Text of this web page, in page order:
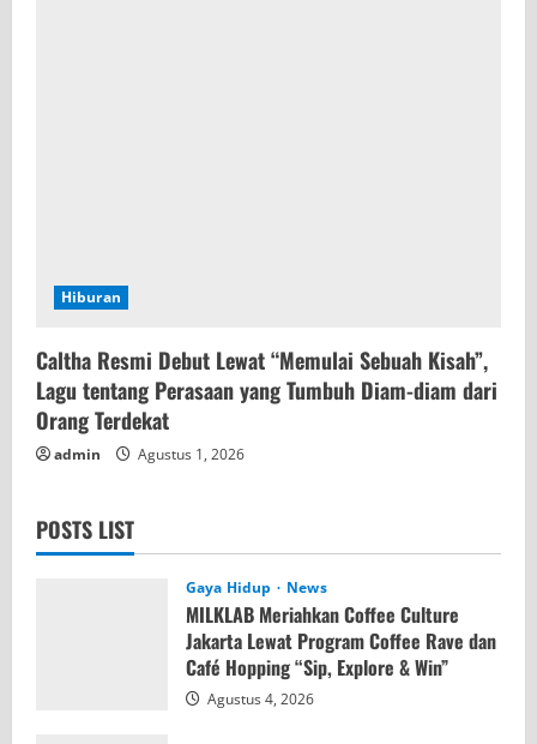
Hiburan
Caltha Resmi Debut Lewat “Memulai Sebuah Kisah”,
Lagu tentang Perasaan yang Tumbuh Diam-diam dari
Orang Terdekat
admin Agustus 1, 2026
POSTS LIST
Gaya Hidup News
MILKLAB Meriahkan Coffee Culture
Jakarta Lewat Program Coffee Rave dan
Café Hopping “Sip, Explore & Win”
Agustus 4, 2026